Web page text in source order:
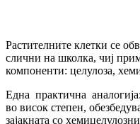
Растителните клетки се
слични на школка, чиј
компоненти: целулоза,
Една практична
во висок степен,
зајакната со